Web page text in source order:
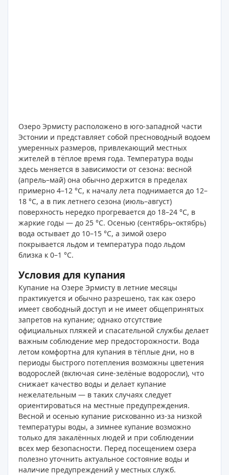
Озеро Эрмисту расположено в юго-западной части
Эстонии и представляет собой пресноводный водоем
умеренных размеров, привлекающий местных
жителей в тёплое время года. Температура воды
здесь меняется в зависимости от сезона: весной
(апрель–май) она обычно держится в пределах
примерно 4–12 °C, к началу лета поднимается до 12–
18 °C, а в пик летнего сезона (июль–август)
поверхность нередко прогревается до 18–24 °C, в
жаркие годы — до 25 °C. Осенью (сентябрь–октябрь)
вода остывает до 10–15 °C, а зимой озеро
покрывается льдом и температура подо льдом
близка к 0–1 °C.
Условия для купания
Купание на Озере Эрмисту в летние месяцы
практикуется и обычно разрешено, так как озеро
имеет свободный доступ и не имеет общепринятых
запретов на купание; однако отсутствие
официальных пляжей и спасательной службы делает
важным соблюдение мер предосторожности. Вода
летом комфортна для купания в тёплые дни, но в
периоды быстрого потепления возможны цветения
водорослей (включая сине‑зелёные водоросли), что
снижает качество воды и делает купание
нежелательным — в таких случаях следует
ориентироваться на местные предупреждения.
Весной и осенью купание рискованно из‑за низкой
температуры воды, а зимнее купание возможно
только для закалённых людей и при соблюдении
всех мер безопасности. Перед посещением озера
полезно уточнить актуальное состояние воды и
наличие предупреждений у местных служб.